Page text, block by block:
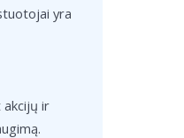
yra
akcijų ir